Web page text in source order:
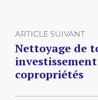
ARTICLE SUIVANT
Nettoyage de
copropriétés